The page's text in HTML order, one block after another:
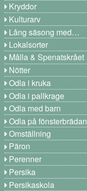
Kryddor
Kulturarv
Lång säsong med…
Lokalsorter
Målla & Spenatskrået
Nötter
Odla i kruka
Odla i pallkrage
Odla med barn
Odla på fönsterbrädan
Omställning
Päron
Perenner
Persika
Persikaskola